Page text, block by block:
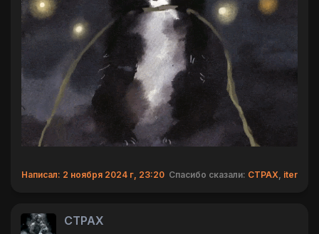
Написал: 2 ноября 2024 г, 23:20 Спасибо сказали: CTPAX iter
CTPAX